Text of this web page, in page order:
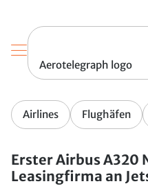
Aerotelegraph logo
Airlines Flughäfen
Erster Airbus A320
Leasingfirma an